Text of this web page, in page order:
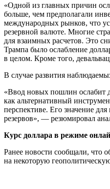
«Одной из главных причин
больше, чем предполагали
международных рынков, что
резервной валюте. Многие
для взаимных расчетов. Это
Трампа было ослабление
в целом. Кроме того,
В случае развития
«Ввод новых пошлин ослабит
как альтернативный
перспективе. Его значение
резервов», — резюмировал
Курс доллара в режиме
Ранее новости сообщали, что
на некоторую